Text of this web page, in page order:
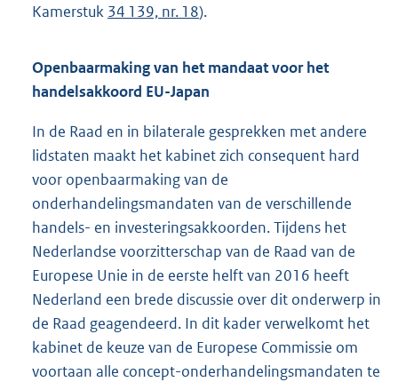
Kamerstuk 34 139, nr. 18).
Openbaarmaking van het mandaat voor het
handelsakkoord EU-Japan
In de Raad en in bilaterale gesprekken met andere
lidstaten maakt het kabinet zich consequent hard
voor openbaarmaking van de
onderhandelingsmandaten van de verschillende
handels- en investeringsakkoorden. Tijdens het
Nederlandse voorzitterschap van de Raad van de
Europese Unie in de eerste helft van 2016 heeft
Nederland een brede discussie over dit onderwerp in
de Raad geagendeerd. In dit kader verwelkomt het
kabinet de keuze van de Europese Commissie om
voortaan alle concept-onderhandelingsmandaten te